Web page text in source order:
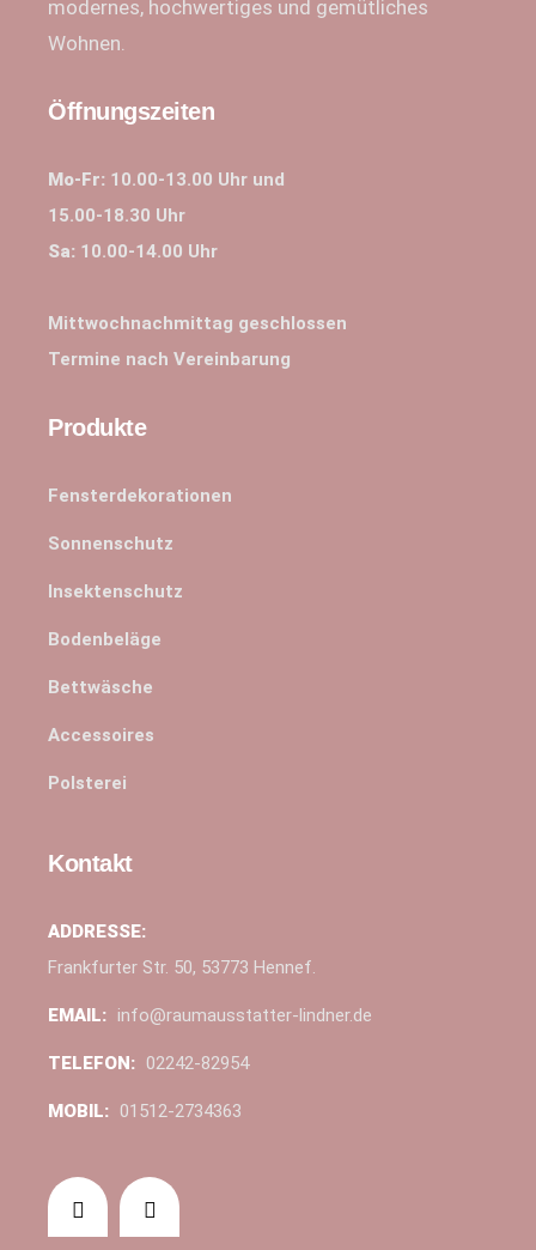
modernes, hochwertiges und gemütliches
Wohnen.
Öffnungszeiten
Mo-Fr: 10.00-13.00 Uhr und
15.00-18.30 Uhr
Sa: 10.00-14.00 Uhr
Mittwochnachmittag geschlossen
Termine nach Vereinbarung
Produkte
Fensterdekorationen
Sonnenschutz
Insektenschutz
Bodenbeläge
Bettwäsche
Accessoires
Polsterei
Kontakt
ADDRESSE:
Frankfurter Str. 50, 53773 Hennef.
EMAIL: info@raumausstatter-lindner.de
TELEFON: 02242-82954
MOBIL: 01512-2734363